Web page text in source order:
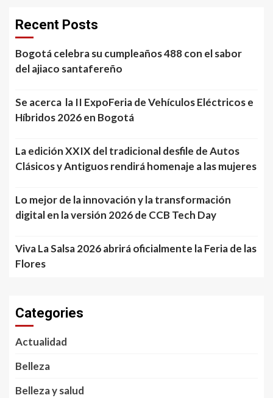
Recent Posts
Bogotá celebra su cumpleaños 488 con el sabor
del ajiaco santafereño
Se acerca la II ExpoFeria de Vehículos Eléctricos e
Híbridos 2026 en Bogotá
La edición XXIX del tradicional desfile de Autos
Clásicos y Antiguos rendirá homenaje a las mujeres
Lo mejor de la innovación y la transformación
digital en la versión 2026 de CCB Tech Day
Viva La Salsa 2026 abrirá oficialmente la Feria de las
Flores
Categories
Actualidad
Belleza
Belleza y salud